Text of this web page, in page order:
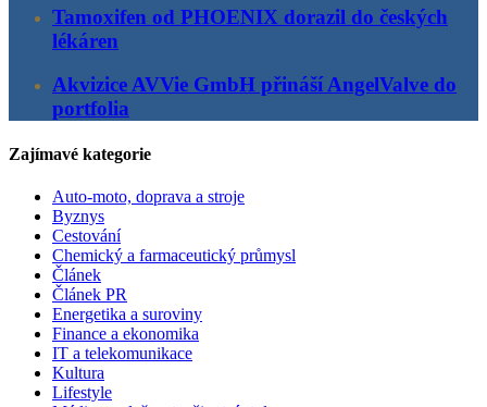
Tamoxifen od PHOENIX dorazil do českých
lékáren
Akvizice AVVie GmbH přináší AngelValve do
portfolia
Zajímavé kategorie
Auto-moto, doprava a stroje
Byznys
Cestování
Chemický a farmaceutický průmysl
Článek
Článek PR
Energetika a suroviny
Finance a ekonomika
IT a telekomunikace
Kultura
Lifestyle